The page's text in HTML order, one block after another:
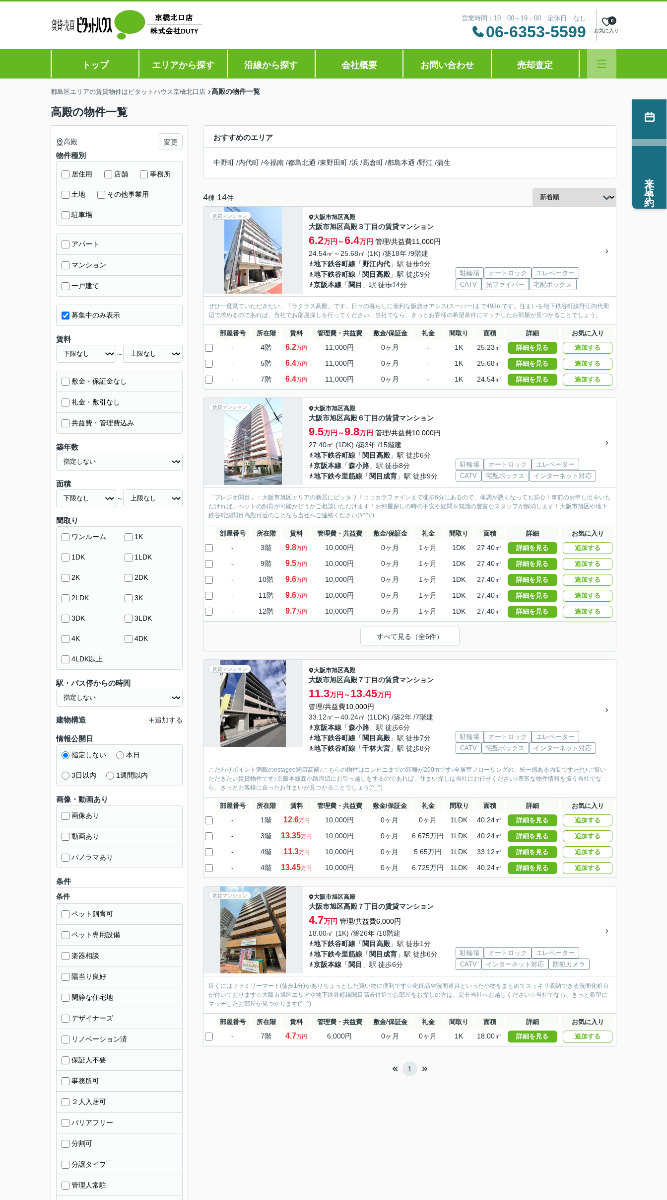
営業時間：10：00～19：00 定休日：なし
06-6353-5599 お気に入り
0
トップ エリアから探す 沿線から探す 会社概要 お問い合わせ 売却査定
都島区エリアの賃貸物件はピタットハウス京橋北口店 高殿の物件一覧
高殿の物件一覧
おすすめのエリア
中野町 /内代町 /今福南 /都島北通 /東野田町 /浜 /高倉町 /都島本通 /野江 /蒲生
4棟 14件
賃貸マンション 大阪市旭区高殿
大阪市旭区高殿３丁目の賃貸マンション
6.2万円～6.4万円 管理/共益費11,000円
24.54㎡～25.68㎡ (1K) /築18年 /9階建
地下鉄谷町線 「野江内代 」駅 徒歩9分
地下鉄谷町線 「 関目高殿 」駅 徒歩9分
京阪本線 「 関目 」駅 徒歩14分
駐輪場 オートロック
エレベーター
CATV
光ファイバー 宅配ボックス
ぜひ一度見ていただきたい、「ラクラス高殿」です。日々の暮らしに便利な阪急オアシス(スーパー)まで492mです。住まいを地下鉄谷町線野江内代周
辺で求めるのであれば、当社でお部屋探しを行ってください。当社でなら、きっとお客様の希望条件にマッチしたお部屋が見つかることでしょう。
部屋番号 所在階 賃料 管理費・共益費 敷金/保証金 礼金 間取り 面積 詳細 お気に入り
- 4階 6.2万円 11,000円 0ヶ月 - 1K 25.23㎡ 詳細を見る 追加する
- 5階 6.4万円 11,000円 0ヶ月 - 1K 25.68㎡ 詳細を見る 追加する
- 7階 6.4万円 11,000円 0ヶ月 - 1K 24.54㎡ 詳細を見る 追加する
賃貸マンション 大阪市旭区高殿
大阪市旭区高殿６丁目の賃貸マンション
9.5万円～9.8万円 管理/共益費10,000円
27.40㎡ (1DK) /築3年 /15階建
地下鉄谷町線 「 関目高殿 」駅 徒歩6分
京阪本線 「森小路 」駅 徒歩8分
地下鉄今里筋線 「 関目成育 」駅 徒歩9分
駐輪場 オートロック
エレベーター
CATV
宅配ボックス インターネット対応
「プレジオ関目」：大阪市旭区エリアの新居にピッタリ！ココカラファインまで徒歩6分にあるので、体調が悪くなっても安心！事前のお申し出をいた
だければ、ペットの飼育が可能かどうかご相談いただけます！お部屋探しの時の不安や疑問を知識の豊富なスタッフが解消します！大阪市旭区や地下
鉄谷町線関目高殿付近のことなら当社へご連絡ください(#^^#)
部屋番号 所在階 賃料 管理費・共益費 敷金/保証金 礼金 間取り 面積 詳細 お気に入り
- 3階 9.8万円 10,000円 0ヶ月 1ヶ月 1DK 27.40㎡ 詳細を見る 追加する
- 9階 9.5万円 10,000円 0ヶ月 1ヶ月 1DK 27.40㎡ 詳細を見る 追加する
- 10階 9.6万円 10,000円 0ヶ月 1ヶ月 1DK 27.40㎡ 詳細を見る 追加する
- 11階 9.6万円 10,000円 0ヶ月 1ヶ月 1DK 27.40㎡ 詳細を見る 追加する
- 12階 9.7万円 10,000円 0ヶ月 1ヶ月 1DK 27.40㎡ 詳細を見る 追加する
すべて見る（全6件）
賃貸マンション 大阪市旭区高殿
大阪市旭区高殿７丁目の賃貸マンション
11.3万円～13.45万円
管理/共益費10,000円
33.12㎡～40.24㎡ (1LDK) /築2年 /7階建
京阪本線 「森小路 」駅 徒歩6分
地下鉄谷町線 「 関目高殿 」駅 徒歩7分
地下鉄谷町線 「千林大宮 」駅 徒歩8分
駐輪場 オートロック
エレベーター
CATV
宅配ボックス インターネット対応
こだわりポイント満載のestageo関目高殿♪こちらの物件はコンビニまでの距離が200mです♪全居室フローリングの、統一感ある内装です♪ぜひご覧い
ただきたい賃貸物件です♪京阪本線森小路周辺にお引っ越しをするのであれば、住まい探しは当社にお任せください♪豊富な物件情報を扱う当社でな
ら、きっとお客様に合ったお住まいが見つかることでしょう(^_^)
部屋番号 所在階 賃料 管理費・共益費 敷金/保証金 礼金 間取り 面積 詳細 お気に入り
- 1階 12.6万円 10,000円 0ヶ月 0ヶ月 1LDK 40.24㎡ 詳細を見る 追加する
- 3階 13.35万円 10,000円 0ヶ月 6.675万円 1LDK 40.24㎡ 詳細を見る 追加する
- 4階 11.3万円 10,000円 0ヶ月 5.65万円 1LDK 33.12㎡ 詳細を見る 追加する
- 4階 13.45万円 10,000円 0ヶ月 6.725万円 1LDK 40.24㎡ 詳細を見る 追加する
賃貸マンション 大阪市旭区高殿
大阪市旭区高殿７丁目の賃貸マンション
4.7万円 管理/共益費6,000円
18.00㎡ (1K) /築26年 /10階建
地下鉄谷町線 「 関目高殿 」駅 徒歩1分
地下鉄今里筋線 「 関目成育 」駅 徒歩6分
京阪本線 「 関目 」駅 徒歩6分
駐輪場 オートロック
エレベーター
CATV
インターネット対応 防犯カメラ
近くにはファミリーマート(徒歩1分)がありちょっとした買い物に便利です☆化粧品や洗面道具といった小物をまとめてスッキリ収納できる洗面化粧台
が付いております☆大阪市旭区エリアや地下鉄谷町線関目高殿付近でお部屋をお探しの方は、是非当社へお越しください☆当社でなら、きっと希望に
マッチしたお部屋が見つかります(^_^)
部屋番号 所在階 賃料 管理費・共益費 敷金/保証金 礼金 間取り 面積 詳細 お気に入り
- 7階 4.7万円 6,000円 0ヶ月 0ヶ月 1K 18.00㎡ 詳細を見る 追加する
1
高殿 変更
物件種別
居住用 店舗 事務所
土地 その他事業用
駐車場
アパート
マンション
一戸建て
募集中のみ表示
賃料
～
敷金・保証金なし
礼金・敷引なし
共益費・管理費込み
築年数
面積
～
間取り
ワンルーム 1K
1DK 1LDK
2K 2DK
2LDK 3K
3DK 3LDK
4K 4DK
4LDK以上
駅・バス停からの時間
建物構造 追加する
情報公開日
指定しない 本日
3日以内 1週間以内
画像・動画あり
画像あり
動画あり
パノラマあり
条件
条件
ペット飼育可
ペット専用設備
楽器相談
陽当り良好
閑静な住宅地
デザイナーズ
リノベーション済
保証人不要
事務所可
２人入居可
バリアフリー
分割可
分譲タイプ
管理人常駐
来店予約